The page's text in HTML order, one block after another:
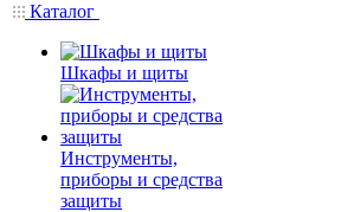
Каталог
Шкафы и щиты
Инструменты,
приборы и средства
защиты